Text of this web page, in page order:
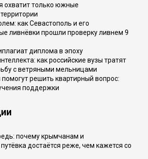
охватит только южные
как Севастополь и его
ливнёвки прошли проверку ливнем 9
диплома в эпоху
как российские вузы тратят
с ветряными мельницами
решить квартирный вопрос:
поддержки
почему крымчанам и
достаётся реже, чем кажется со